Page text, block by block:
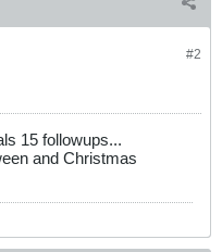
#2
15 followups...
and Christmas